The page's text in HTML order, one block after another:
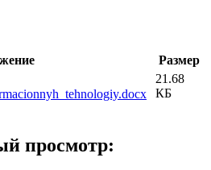
Размер
21.68
КБ
просмотр: